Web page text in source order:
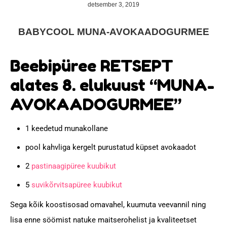
detsember 3, 2019
BABYCOOL MUNA-AVOKAADOGURMEE
Beebipüree RETSEPT
alates 8. elukuust “MUNA-
AVOKAADOGURMEE”
1 keedetud munakollane
pool kahvliga kergelt purustatud küpset avokaadot
2 pastinaagipüree kuubikut
5 suvikõrvitsapüree kuubikut
Sega kõik koostisosad omavahel, kuumuta veevannil ning
lisa enne söömist natuke maitserohelist ja kvaliteetset